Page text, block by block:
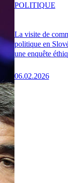
La visite de
politique en
une enquête
06.02.2026
POLITIQUE